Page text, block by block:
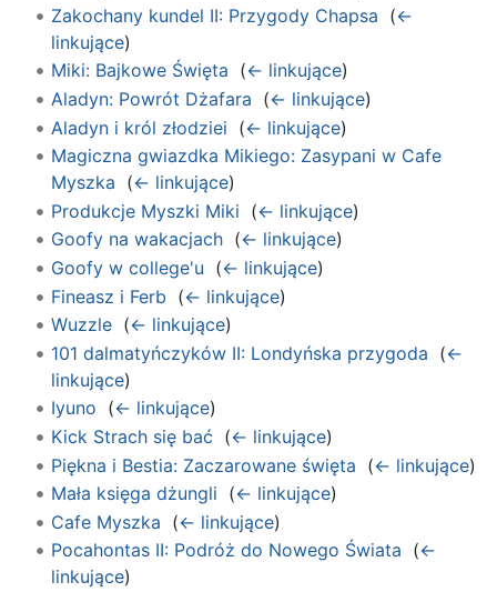
Zakochany kundel II: Przygody Chapsa (←
linkujące)
Miki: Bajkowe Święta (← linkujące)
Aladyn: Powrót Dżafara (← linkujące)
Aladyn i król złodziei (← linkujące)
Magiczna gwiazdka Mikiego: Zasypani w Cafe
Myszka (← linkujące)
Produkcje Myszki Miki (← linkujące)
Goofy na wakacjach‎ (← linkujące)
Goofy w college'u (← linkujące)
Fineasz i Ferb (← linkujące)
Wuzzle‎ (← linkujące)
101 dalmatyńczyków II: Londyńska przygoda (←
linkujące)
Iyuno (← linkujące)
Kick Strach się bać (← linkujące)
Piękna i Bestia: Zaczarowane święta (← linkujące)
Mała księga dżungli (← linkujące)
Cafe Myszka (← linkujące)
Pocahontas II: Podróż do Nowego Świata (←
linkujące)